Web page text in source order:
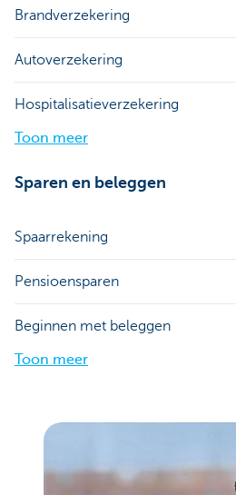
Brandverzekering
Autoverzekering
Hospitalisatieverzekering
Toon meer
Sparen en beleggen
Spaarrekening
Pensioensparen
Beginnen met beleggen
Toon meer